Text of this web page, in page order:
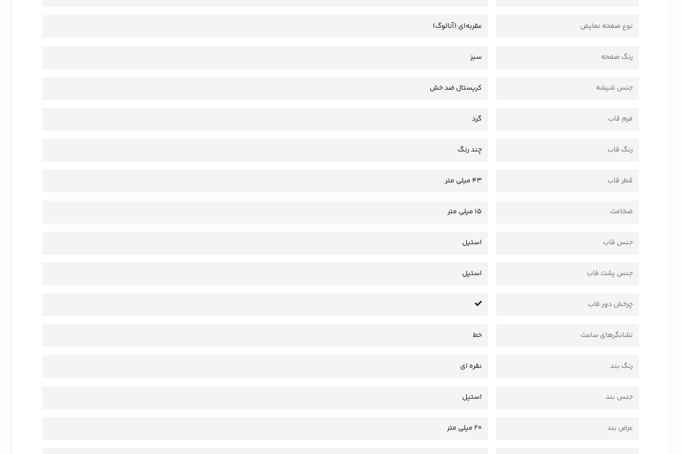
نوع صفحه نمایش عقربه‌ای (آنالوگ)
رنگ صفحه سبز
جنس شیشه کریستال ضد خش
فرم قاب گرد
رنگ قاب چند رنگ
قطر قاب 43 میلی متر
ضخامت 15 میلی متر
جنس قاب استیل
جنس پشت قاب استیل
چرخش دور قاب
نشانگرهای ساعت خط
رنگ بند نقره ای
جنس بند استیل
عرض بند 20 میلی متر